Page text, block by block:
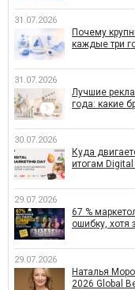
31.07.2026
Почему
каждые три
31.07.2026
Лучшие
года: какие
30.07.2026
Куда
итогам
29.07.2026
67 %
ошибку, хотя
29.07.2026
Наталья
2026 Global